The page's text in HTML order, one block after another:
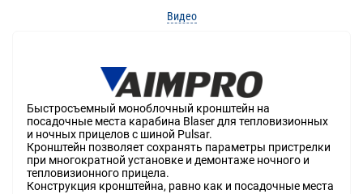
Видео
Быстросъемный моноблочный кронштейн на
посадочные места карабина Blaser для тепловизионных
и ночных прицелов с шиной Pulsar.
Кронштейн позволяет сохранять параметры пристрелки
при многократной установке и демонтаже ночного и
тепловизионного прицела.
Конструкция кронштейна, равно как и посадочные места